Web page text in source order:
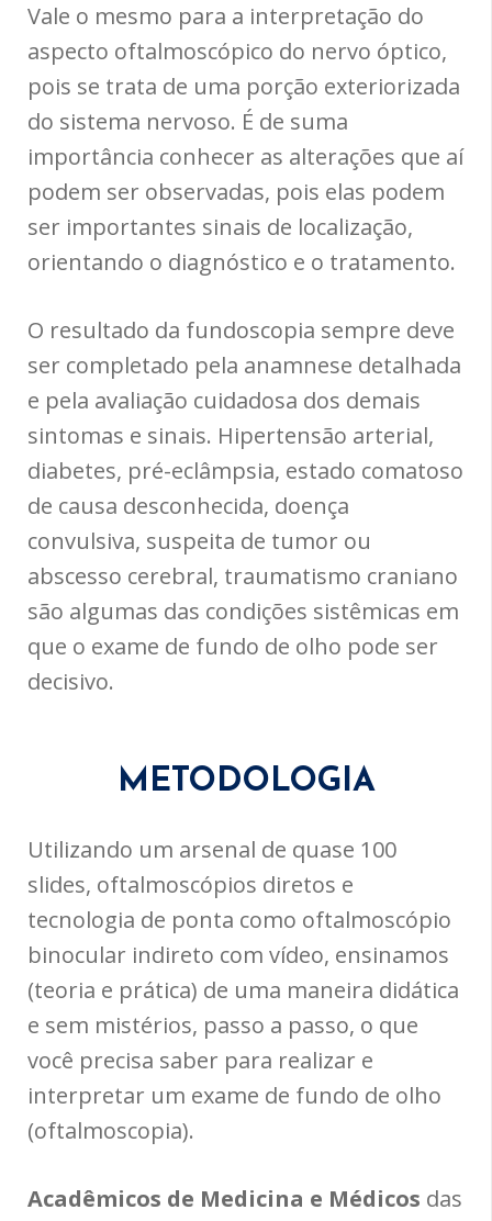
Vale o mesmo para a interpretação do
aspecto oftalmoscópico do nervo óptico,
pois se trata de uma porção exteriorizada
do sistema nervoso. É de suma
importância conhecer as alterações que aí
podem ser observadas, pois elas podem
ser importantes sinais de localização,
orientando o diagnóstico e o tratamento.
O resultado da fundoscopia sempre deve
ser completado pela anamnese detalhada
e pela avaliação cuidadosa dos demais
sintomas e sinais. Hipertensão arterial,
diabetes, pré-eclâmpsia, estado comatoso
de causa desconhecida, doença
convulsiva, suspeita de tumor ou
abscesso cerebral, traumatismo craniano
são algumas das condições sistêmicas em
que o exame de fundo de olho pode ser
decisivo.
METODOLOGIA
Utilizando um arsenal de quase 100
slides, oftalmoscópios diretos e
tecnologia de ponta como oftalmoscópio
binocular indireto com vídeo, ensinamos
(teoria e prática) de uma maneira didática
e sem mistérios, passo a passo, o que
você precisa saber para realizar e
interpretar um exame de fundo de olho
(oftalmoscopia).
Acadêmicos de Medicina e Médicos das